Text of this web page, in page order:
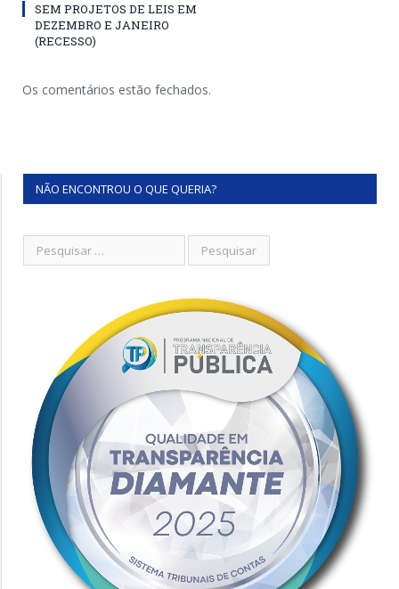
SEM PROJETOS DE LEIS EM
DEZEMBRO E JANEIRO
(RECESSO)
Os comentários estão fechados.
NÃO ENCONTROU O QUE QUERIA?